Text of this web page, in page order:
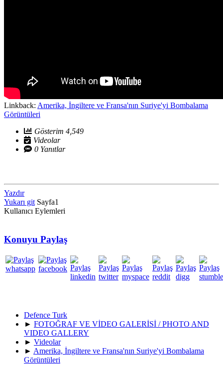
Linkback: Amerika, İngiltere ve Fransa'nın Suriye'yi Bombalama
Görüntüleri
Gösterim 4,549
Videolar
0 Yanıtlar
Yazdır
Yukarı git Sayfa1
Kullanıcı Eylemleri
Konuyu Paylaş
Defence Turk
► FOTOĞRAF VE VİDEO GALERİSİ / PHOTO AND
VIDEO GALLERY
► Videolar
► Amerika, İngiltere ve Fransa'nın Suriye'yi Bombalama
Görüntüleri